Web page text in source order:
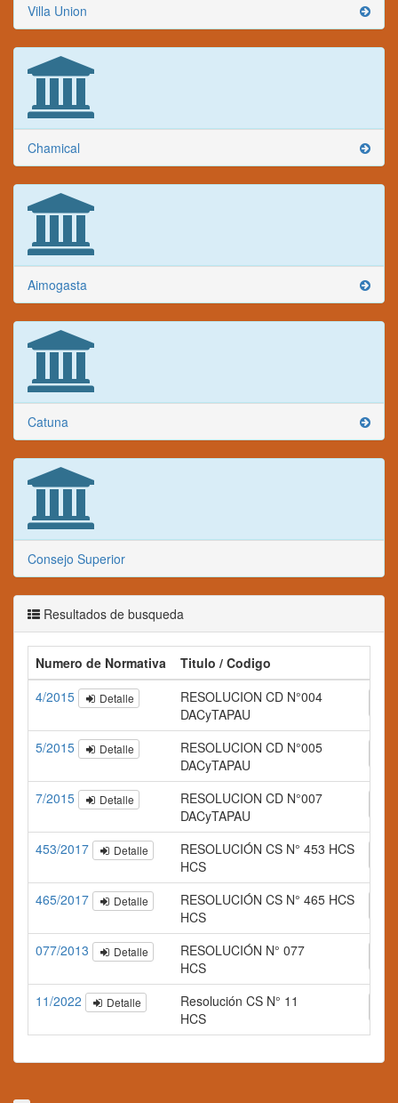
Villa Union
Chamical
Aimogasta
Catuna
Consejo Superior
Resultados de busqueda
Numero de Normativa Titulo / Codigo
4/2015
Detalle
RESOLUCION CD N°004
DACyTAPAU
5/2015 Detalle
RESOLUCION CD N°005
DACyTAPAU
7/2015 Detalle
RESOLUCION CD N°007
DACyTAPAU
453/2017 Detalle
RESOLUCIÓN CS N° 453 HCS
HCS
465/2017 Detalle
RESOLUCIÓN CS N° 465 HCS
HCS
077/2013 Detalle
RESOLUCIÓN N° 077
HCS
11/2022 Detalle
Resolución CS N° 11
HCS